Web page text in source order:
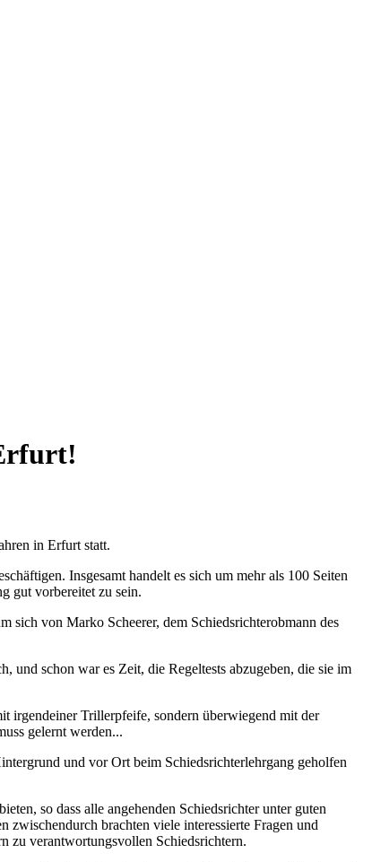
in Erfurt statt.
Insgesamt handelt es sich um mehr als 100 Seiten
gut vorbereitet zu sein.
sich von Marko Scheerer, dem Schiedsrichterobmann des
und schon war es Zeit, die Regeltests abzugeben, die sie im
irgendeiner Trillerpfeife, sondern überwiegend mit der
gelernt werden...
und vor Ort beim Schiedsrichterlehrgang geholfen
so dass alle angehenden Schiedsrichter unter guten
zwischendurch brachten viele interessierte Fragen und
zu verantwortungsvollen Schiedsrichtern.